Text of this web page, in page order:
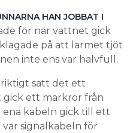
HAN JOBBAT I
för när vattnet gick
på att larmet tjöt
inte ens var halvfull.
satt det ett
ett markrör från
ena kabeln gick till ett
signalkabeln för